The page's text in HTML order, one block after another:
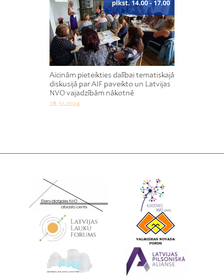
Aicinām pieteikties dalībai tematiskajā
diskusijā par AIF paveikto un Latvijas
NVO vajadzībām nākotnē
28.12.2024